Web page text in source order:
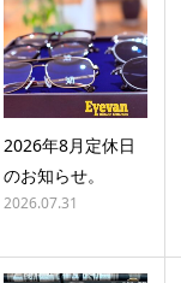
2026年8月定休日
のお知らせ。
2026.07.31